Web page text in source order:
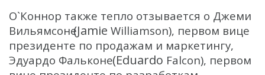
О`Коннор также тепло отзывается о Джеми
Вильямсоне(Jamie Williamson), первом вице
президенте по продажам и маркетингу,
Эдуардо Фальконе(Eduardo Falcon), первом